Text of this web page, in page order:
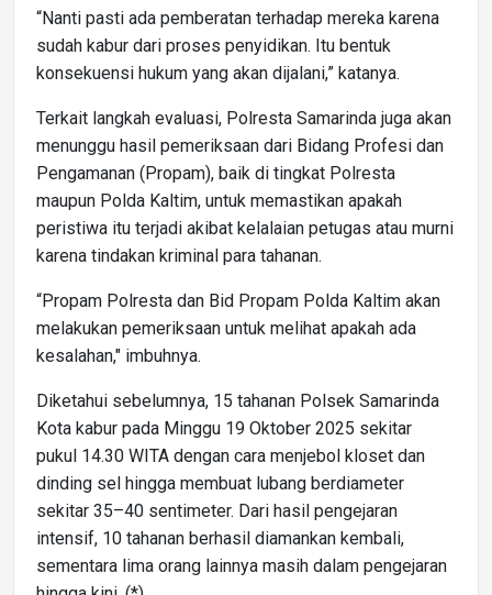
“Nanti pasti ada pemberatan terhadap mereka karena
sudah kabur dari proses penyidikan. Itu bentuk
konsekuensi hukum yang akan dijalani,” katanya.
Terkait langkah evaluasi, Polresta Samarinda juga akan
menunggu hasil pemeriksaan dari Bidang Profesi dan
Pengamanan (Propam), baik di tingkat Polresta
maupun Polda Kaltim, untuk memastikan apakah
peristiwa itu terjadi akibat kelalaian petugas atau murni
karena tindakan kriminal para tahanan.
“Propam Polresta dan Bid Propam Polda Kaltim akan
melakukan pemeriksaan untuk melihat apakah ada
kesalahan," imbuhnya.
Diketahui sebelumnya, 15 tahanan Polsek Samarinda
Kota kabur pada Minggu 19 Oktober 2025 sekitar
pukul 14.30 WITA dengan cara menjebol kloset dan
dinding sel hingga membuat lubang berdiameter
sekitar 35–40 sentimeter. Dari hasil pengejaran
intensif, 10 tahanan berhasil diamankan kembali,
sementara lima orang lainnya masih dalam pengejaran